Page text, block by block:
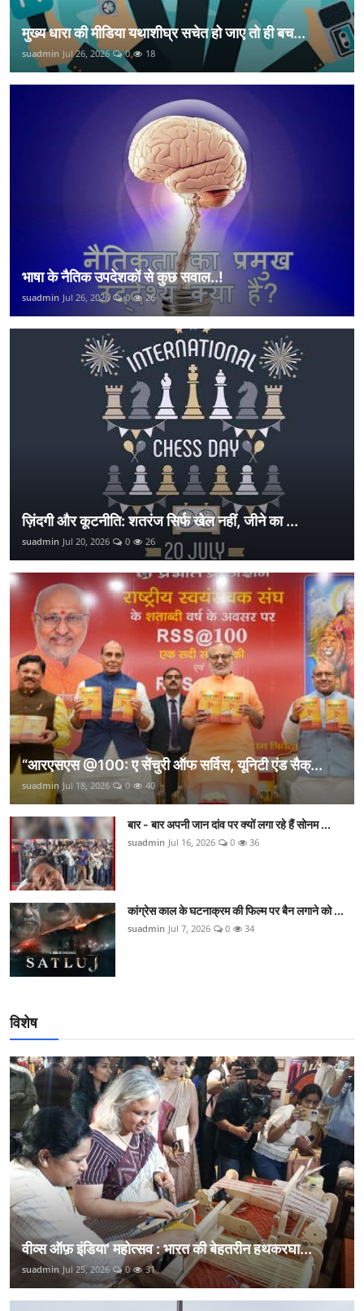
मुख्य धारा की मीडिया यथाशीघ्र सचेत हो जाए तो ही बच...
suadmin Jul 26, 2026 0 18
भाषा के नैतिक उपदेशकों से कुछ सवाल..!
suadmin Jul 26, 2026 0 26
ज़िंदगी और कूटनीति: शतरंज सिर्फ खेल नहीं, जीने का ...
suadmin Jul 20, 2026 0 26
“आरएसएस @100: ए सेंचुरी ऑफ सर्विस, यूनिटी एंड सैक्...
suadmin Jul 18, 2026 0 40
बार - बार अपनी जान दांव पर क्यों लगा रहे हैं सोनम ...
suadmin Jul 16, 2026 0 36
कांग्रेस काल के घटनाक्रम की फिल्म पर बैन लगाने को ...
suadmin Jul 7, 2026 0 34
विशेष
वीव्स ऑफ़ इंडिया' महोत्सव : भारत की बेहतरीन हथकरघा...
suadmin Jul 25, 2026 0 31